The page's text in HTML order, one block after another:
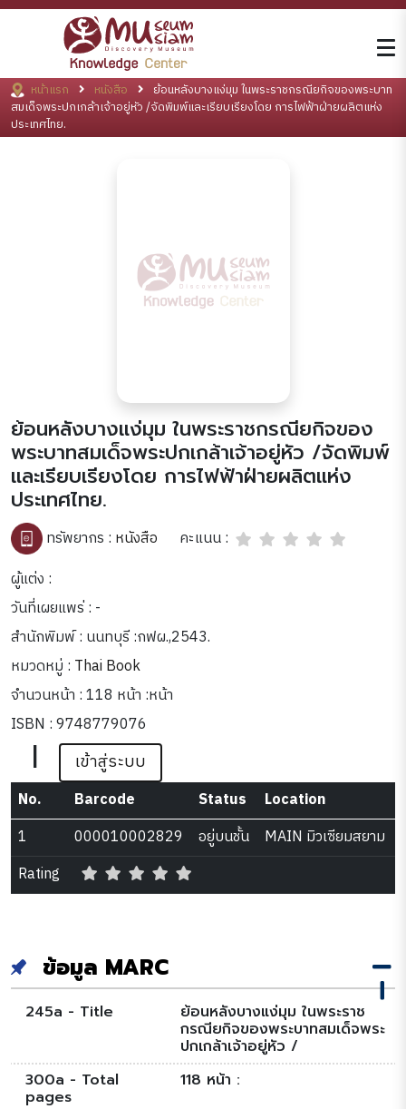
หน้าแรก หนังสือ
ย้อนหลังบางแง่มุม ในพระราชกรณียกิจของพระบาท
สมเด็จพระปกเกล้าเจ้าอยู่หัว /จัดพิมพ์และเรียบเรียงโดย การไฟฟ้าฝ่ายผลิตแห่ง
ประเทศไทย.
ย้อนหลังบางแง่มุม ในพระราชกรณียกิจของ
พระบาทสมเด็จพระปกเกล้าเจ้าอยู่หัว /จัดพิมพ์
และเรียบเรียงโดย การไฟฟ้าฝ่ายผลิตแห่ง
ประเทศไทย.
ทรัพยากร : หนังสือ
คะแนน :
ผู้แต่ง :
วันที่เผยแพร่ : -
สำนักพิมพ์ : นนทบุรี :กฟผ.,2543.
หมวดหมู่ : Thai Book
จำนวนหน้า : 118 หน้า :หน้า
ISBN : 9748779076
| เข้าสู่ระบบ
No. Barcode Status
Location
1
000010002829 อยู่บนชั้น
MAIN มิวเซียมสยาม
Rating
ข้อมูล MARC
245a - Title ย้อนหลังบางแง่มุม ในพระราช
กรณียกิจของพระบาทสมเด็จพระ
ปกเกล้าเจ้าอยู่หัว /
300a - Total
pages
118 หน้า :